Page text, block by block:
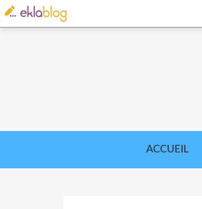
ACCUEIL